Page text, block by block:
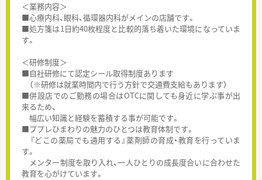
＜業務内容＞
■心療内科、眼科、循環器内科がメインの店舗です。
■処方箋は1日約40枚程度と比較的落ち着いた環境になっていま
す。
＜研修制度＞
■自社研修にて認定シール取得制度あります
（※研修は就業時間内で行う方針で交通費支給もあります）
■併設店でのご勤務の場合はOTCに関しても身近に学ぶ事が出
来るため、
幅広い知識と経験を蓄積する事が可能です。
■ププレひまわりの魅力のひとつは教育体制です。
『どこの薬局でも通用する』薬剤師の育成・教育を行っていま
す。
メンター制度を取り入れ、一人ひとりの成長度合いに合わせた
教育を心がけています。